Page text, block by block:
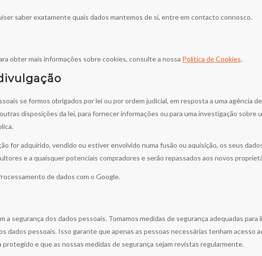
saber exatamente quais dados mantemos de si, entre em contacto connosco.
obter mais informações sobre cookies, consulte a nossa Política de Cookies.
se formos obrigados por lei ou por ordem judicial, em resposta a uma agência
disposições da lei, para fornecer informações ou para uma investigação sobre
for adquirido, vendido ou estiver envolvido numa fusão ou aquisição, os seus
e a quaisquer potenciais compradores e serão repassados ​​aos novos
de dados com o Google.
a segurança dos dados pessoais. Tomamos medidas de segurança adequadas para
dados pessoais. Isso garante que apenas as pessoas necessárias tenham acesso
protegido e que as nossas medidas de segurança sejam revistas regularmente.